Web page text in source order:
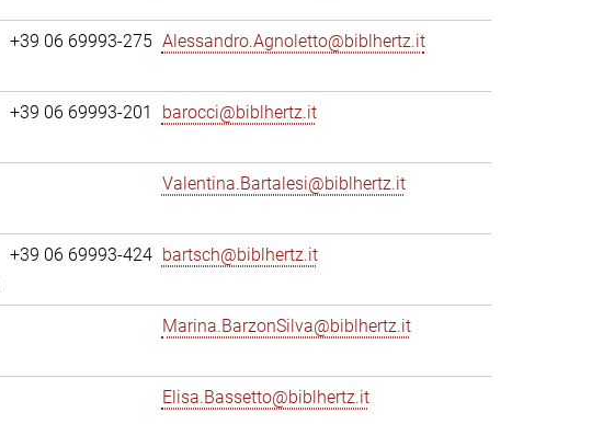
+39 06 69993-275 Alessandro.Agnoletto@biblhertz.it
+39 06 69993-201 barocci@biblhertz.it
Valentina.Bartalesi@biblhertz.it
+39 06 69993-424 bartsch@biblhertz.it
Marina.BarzonSilva@biblhertz.it
Elisa.Bassetto@biblhertz.it